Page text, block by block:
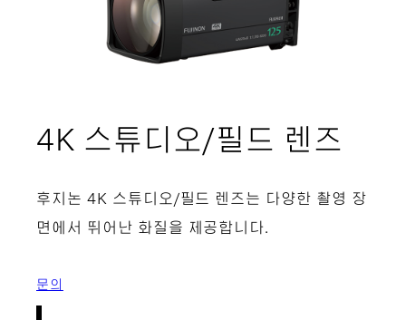
4K 스튜디오/필드 렌즈
후지논 4K 스튜디오/필드 렌즈는 다양한 촬영 장
면에서 뛰어난 화질을 제공합니다.
문의